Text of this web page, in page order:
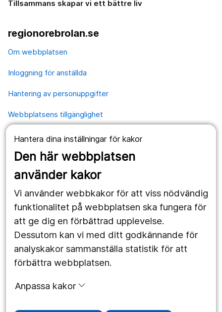
Hantera dina inställningar för kakor
Den här webbplatsen
använder kakor
Vi använder webbkakor för att viss nödvändig
funktionalitet på webbplatsen ska fungera för
att ge dig en förbättrad upplevelse.
Dessutom kan vi med ditt godkännande för
analyskakor sammanställa statistik för att
förbättra webbplatsen.
Anpassa kakor
Tillsammans skapar vi ett bättre liv
regionorebrolan.se
Om webbplatsen
Inloggning för anställda
Hantering av personuppgifter
Webbplatsens tillgänglighet
Våra webbplatser
1177.se
Region Örebro län
Följ oss
Facebook